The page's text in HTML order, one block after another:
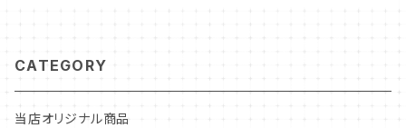
CATEGORY
当店オリジナル商品